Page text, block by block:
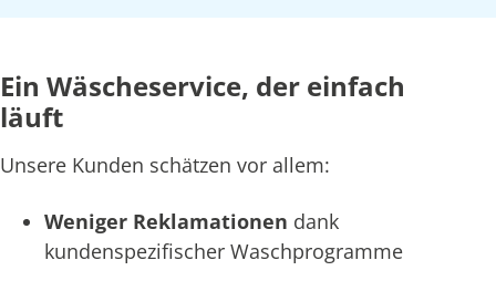
Ein Wäscheservice, der einfach
läuft
Unsere Kunden schätzen vor allem:
Weniger Reklamationen dank
kundenspezifischer Waschprogramme